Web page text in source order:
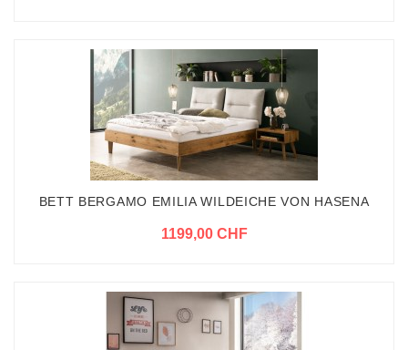
BETT BERGAMO EMILIA WILDEICHE VON HASENA
1199,00 CHF